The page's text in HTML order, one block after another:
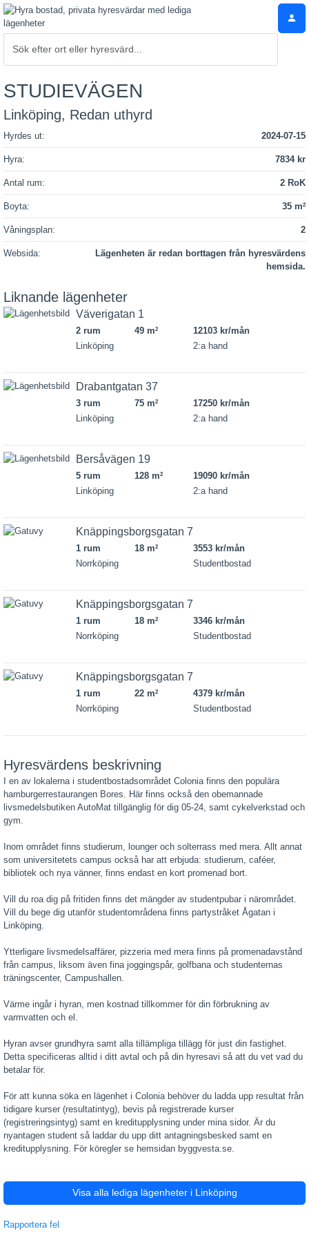
STUDIEVÄGEN
Linköping, Redan uthyrd
Hyrdes ut: 2024-07-15
Hyra: 7834 kr
Antal rum: 2 RoK
Boyta: 35 m2
Våningsplan: 2
Websida:
Lägenheten är redan borttagen från hyresvärdens
hemsida.
Liknande lägenheter
Väverigatan 1
2 rum 49 m2
12103 kr/mån
Linköping
2:a hand
Drabantgatan 37
3 rum 75 m2
17250 kr/mån
Linköping
2:a hand
Bersåvägen 19
5 rum 128 m2
19090 kr/mån
Linköping
2:a hand
Knäppingsborgsgatan 7
1 rum 18 m2
3553 kr/mån
Norrköping
Studentbostad
Knäppingsborgsgatan 7
1 rum 18 m2
3346 kr/mån
Norrköping
Studentbostad
Knäppingsborgsgatan 7
1 rum 22 m2
4379 kr/mån
Norrköping
Studentbostad
Hyresvärdens beskrivning
I en av lokalerna i studentbostadsområdet Colonia finns den populära
hamburgerrestaurangen Bores. Här finns också den obemannade
livsmedelsbutiken AutoMat tillgänglig för dig 05-24, samt cykelverkstad och
gym.
Inom området finns studierum, lounger och solterrass med mera. Allt annat
som universitetets campus också har att erbjuda: studierum, caféer,
bibliotek och nya vänner, finns endast en kort promenad bort.
Vill du roa dig på fritiden finns det mängder av studentpubar i närområdet.
Vill du bege dig utanför studentområdena finns partystråket Ågatan i
Linköping.
Ytterligare livsmedelsaffärer, pizzeria med mera finns på promenadavstånd
från campus, liksom även fina joggingspår, golfbana och studenternas
träningscenter, Campushallen.
Värme ingår i hyran, men kostnad tillkommer för din förbrukning av
varmvatten och el.
Hyran avser grundhyra samt alla tillämpliga tillägg för just din fastighet.
Detta specificeras alltid i ditt avtal och på din hyresavi så att du vet vad du
betalar för.
För att kunna söka en lägenhet i Colonia behöver du ladda upp resultat från
tidigare kurser (resultatintyg), bevis på registrerade kurser
(registreringsintyg) samt en kreditupplysning under mina sidor. Är du
nyantagen student så laddar du upp ditt antagningsbesked samt en
kreditupplysning. För köregler se hemsidan byggvesta.se.
Visa alla lediga lägenheter i Linköping
Rapportera fel